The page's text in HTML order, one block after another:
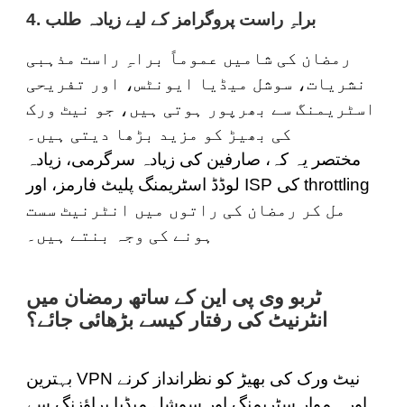
4. براہِ راست پروگرامز کے لیے زیادہ طلب
رمضان کی شامیں عموماً براہِ راست مذہبی
نشریات، سوشل میڈیا ایونٹس، اور تفریحی
اسٹریمنگ سے بھرپور ہوتی ہیں، جو نیٹ ورک
کی بھیڑ کو مزید بڑھا دیتی ہیں۔
مختصر یہ کہ، صارفین کی زیادہ سرگرمی، زیادہ
لوڈڈ اسٹریمنگ پلیٹ فارمز، اور ISP کی throttling
مل کر رمضان کی راتوں میں انٹرنیٹ سست
ہونے کی وجہ بنتے ہیں۔
ٹربو وی پی این کے ساتھ رمضان میں
انٹرنیٹ کی رفتار کیسے بڑھائی جائے؟
بہترین VPN نیٹ ورک کی بھیڑ کو نظرانداز کرنے